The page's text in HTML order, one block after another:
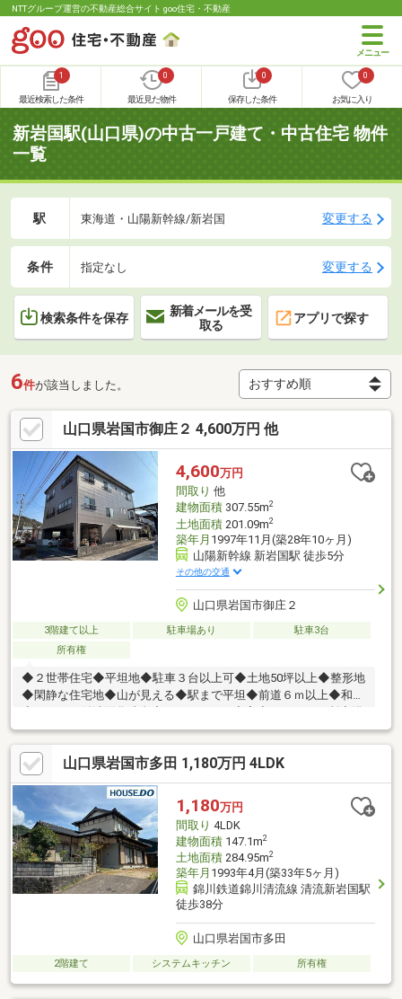
NTTグループ運営の不動産総合サイト goo住宅・不動産
1
最近検索した条件
0
最近見た物件
0
保存した条件
0
お気に入り
新岩国駅(山口県)の中古一戸建て・中古住宅 物件
一覧
駅 東海道・山陽新幹線/新岩国 変更する
条件 指定なし 変更する
検索条件を保存
新着メールを受
取る
アプリで探す
6件が該当しました。
山口県岩国市御庄２ 4,600万円 他
4,600万円
間取り 他
建物面積307.55m2
土地面積201.09m2
築年月 1997年11月(築28年10ヶ月)
山陽新幹線 新岩国駅 徒歩5分
その他の交通
山口県岩国市御庄２
3階建て以上 駐車場あり
駐車3台
所有権
◆２世帯住宅◆平坦地◆駐車３台以上可◆土地50坪以上◆整形地
◆閑静な住宅地◆山が見える◆駅まで平坦◆前道６ｍ以上◆和室
室１坪以上◆浴室に窓◆ＴＶモニタ付インターホン◆緑豊かな住
宅地◆通風良好◆３階建以上◆周辺交通量少なめ
山口県岩国市多田 1,180万円 4LDK
1,180万円
間取り 4LDK
建物面積147.1m2
土地面積284.95m2
築年月 1993年4月(築33年5ヶ月)
錦川鉄道錦川清流線 清流新岩国駅
徒歩38分
山口県岩国市多田
2階建て システムキッチン 所有権